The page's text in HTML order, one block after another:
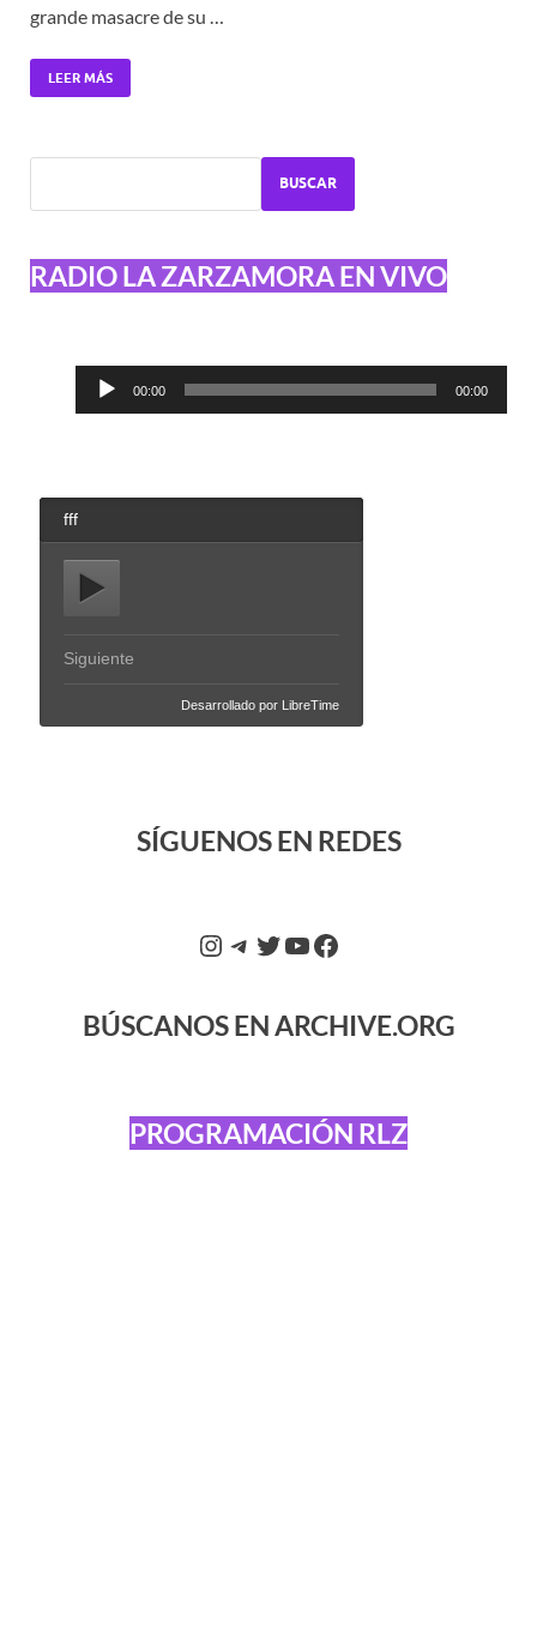
grande masacre de su …
LEER MÁS
BUSCAR
RADIO LA ZARZAMORA EN VIVO
Reproductor
00:00 00:00
SÍGUENOS EN REDES
BÚSCANOS EN ARCHIVE.ORG
PROGRAMACIÓN RLZ